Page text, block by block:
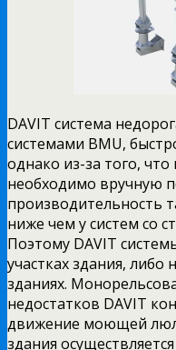
DAVIT система
системами BMU,
однако из-за того,
необходимо вручную
производительность
ниже чем у систем со
Поэтому DAVIT
участках здания,
зданиях.
недостатков DAVIT
движение моющей
здания